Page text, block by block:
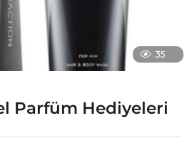
35
Parfüm Hediyeleri